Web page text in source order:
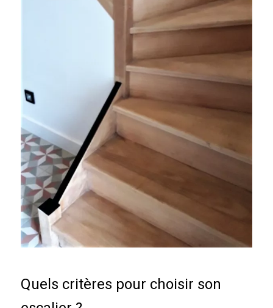
Quels critères pour choisir son